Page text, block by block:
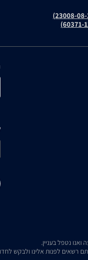
רשאים לפנות אלינו ולבקש